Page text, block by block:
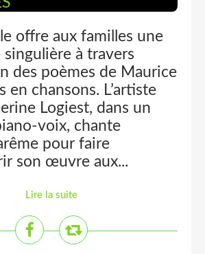
offre aux familles une
singulière à travers
des poèmes de Maurice
en chansons. L’artiste
Logiest, dans un
voix, chante
pour faire
son œuvre aux...
Lire la suite